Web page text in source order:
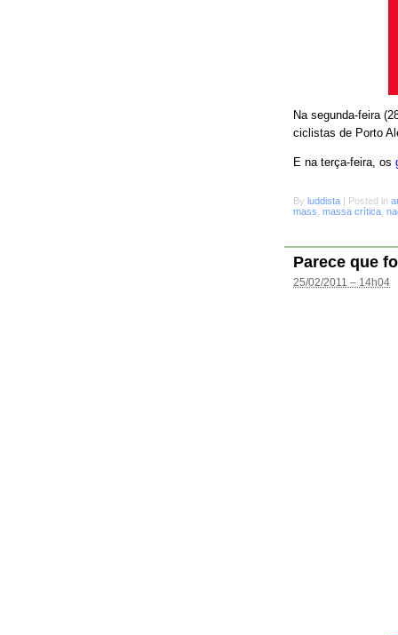
Na segunda-feira
ciclistas de Porto
E na terça-feira, os
By luddista | Posted in
mass massa crítica
Parece que
25/02/2011 – 14h04